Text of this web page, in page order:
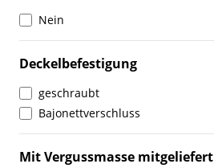
Nein
Deckelbefestigung
geschraubt
Bajonettverschluss
Mit Vergussmasse mitgeliefert